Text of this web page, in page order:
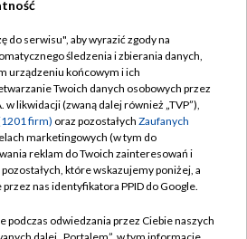
TVP
Regulamin TVP
prywatności
Moje zgody
Pomoc
do serwisu", aby wyrazić zgody na
śledzenia i zbierania danych,
urządzeniu końcowym i ich
Twoich danych osobowych przez
w likwidacji (zwaną dalej również „TVP”),
firm) oraz pozostałych Zaufanych
marketingowych (w tym do
reklam do Twoich zainteresowań i
które wskazujemy poniżej, a
nas identyfikatora PPID do Google.
podczas odwiedzania przez Ciebie naszych